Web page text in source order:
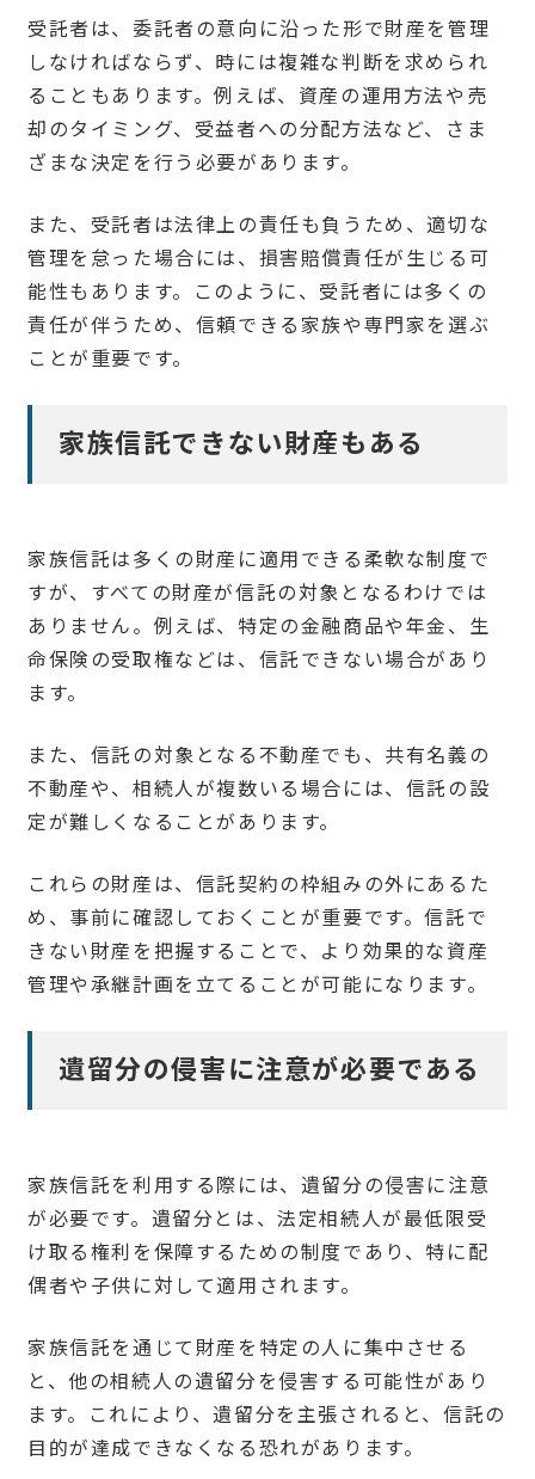
受託者は、委託者の意向に沿った形で財産を管理
しなければならず、時には複雑な判断を求められ
ることもあります。例えば、資産の運用方法や売
却のタイミング、受益者への分配方法など、さま
ざまな決定を行う必要があります。
また、受託者は法律上の責任も負うため、適切な
管理を怠った場合には、損害賠償責任が生じる可
能性もあります。このように、受託者には多くの
責任が伴うため、信頼できる家族や専門家を選ぶ
ことが重要です。
家族信託できない財産もある
家族信託は多くの財産に適用できる柔軟な制度で
すが、すべての財産が信託の対象となるわけでは
ありません。例えば、特定の金融商品や年金、生
命保険の受取権などは、信託できない場合があり
ます。
また、信託の対象となる不動産でも、共有名義の
不動産や、相続人が複数いる場合には、信託の設
定が難しくなることがあります。
これらの財産は、信託契約の枠組みの外にあるた
め、事前に確認しておくことが重要です。信託で
きない財産を把握することで、より効果的な資産
管理や承継計画を立てることが可能になります。
遺留分の侵害に注意が必要である
家族信託を利用する際には、遺留分の侵害に注意
が必要です。遺留分とは、法定相続人が最低限受
け取る権利を保障するための制度であり、特に配
偶者や子供に対して適用されます。
家族信託を通じて財産を特定の人に集中させる
と、他の相続人の遺留分を侵害する可能性があり
ます。これにより、遺留分を主張されると、信託の
目的が達成できなくなる恐れがあります。